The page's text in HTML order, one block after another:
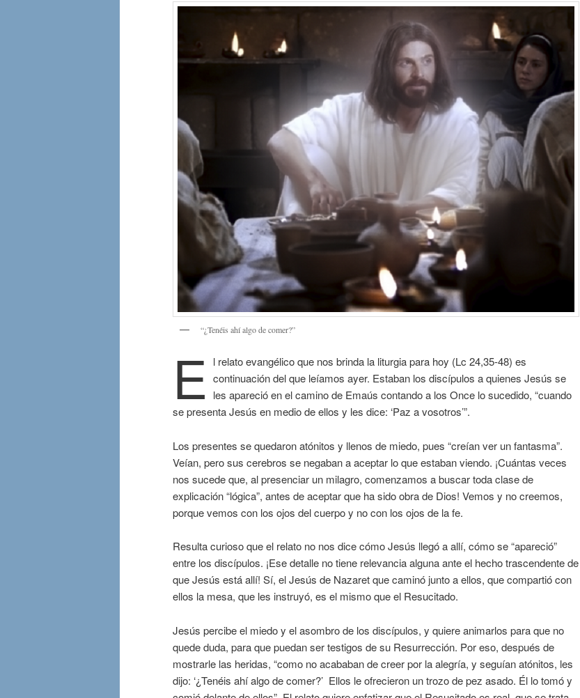
“¿Tenéis ahí algo de comer?”
E
l relato evangélico que nos brinda la liturgia para hoy (Lc 24,35-48) es
continuación del que leíamos ayer. Estaban los discípulos a quienes Jesús se
les apareció en el camino de Emaús contando a los Once lo sucedido, “cuando
se presenta Jesús en medio de ellos y les dice: ‘Paz a vosotros’”.
Los presentes se quedaron atónitos y llenos de miedo, pues “creían ver un fantasma”.
Veían, pero sus cerebros se negaban a aceptar lo que estaban viendo. ¡Cuántas veces
nos sucede que, al presenciar un milagro, comenzamos a buscar toda clase de
explicación “lógica”, antes de aceptar que ha sido obra de Dios! Vemos y no creemos,
porque vemos con los ojos del cuerpo y no con los ojos de la fe.
Resulta curioso que el relato no nos dice cómo Jesús llegó a allí, cómo se “apareció”
entre los discípulos. ¡Ese detalle no tiene relevancia alguna ante el hecho trascendente de
que Jesús está allí! Sí, el Jesús de Nazaret que caminó junto a ellos, que compartió con
ellos la mesa, que les instruyó, es el mismo que el Resucitado.
Jesús percibe el miedo y el asombro de los discípulos, y quiere animarlos para que no
quede duda, para que puedan ser testigos de su Resurrección. Por eso, después de
mostrarle las heridas, “como no acababan de creer por la alegría, y seguían atónitos, les
dijo: ‘¿Tenéis ahí algo de comer?’ Ellos le ofrecieron un trozo de pez asado. Él lo tomó y